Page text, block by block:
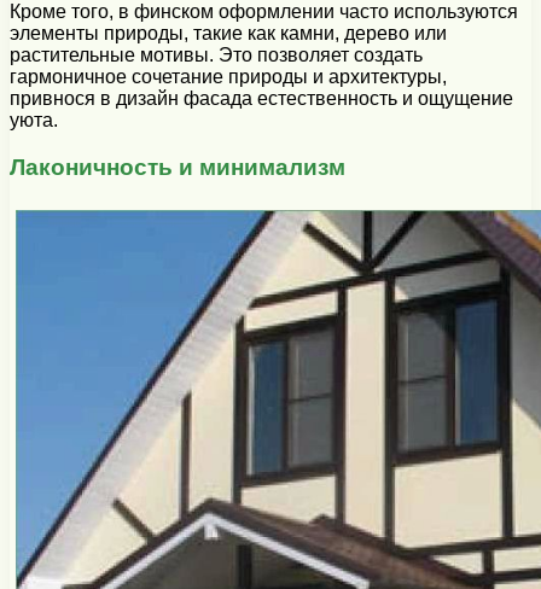
Кроме того, в финском оформлении часто используются
элементы природы, такие как камни, дерево или
растительные мотивы. Это позволяет создать
гармоничное сочетание природы и архитектуры,
привнося в дизайн фасада естественность и ощущение
уюта.
Лаконичность и минимализм